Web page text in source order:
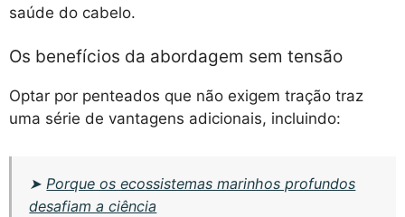
saúde do cabelo.
Os benefícios da abordagem sem tensão
Optar por penteados que não exigem tração traz
uma série de vantagens adicionais, incluindo:
➤Porque os ecossistemas marinhos profundos
desafiam a ciência